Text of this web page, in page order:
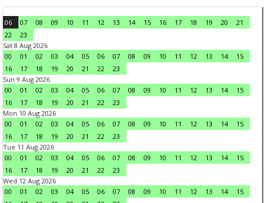
06 07 08 09 10 11 12 13 14 15 16 17 18 19 20
21
22
23
Sat 8 Aug 2026
00
01 02 03 04 05 06 07 08 09 10 11 12 13 14
15
16
17 18 19 20 21 22
23
Sun 9 Aug 2026
00
01 02 03 04 05 06 07 08 09 10 11 12 13 14
15
16
17 18 19 20 21 22
23
Mon 10 Aug 2026
00
01 02 03 04 05 06 07 08 09 10 11 12 13 14
15
16
17 18 19 20 21 22
23
Tue 11 Aug 2026
00
01 02 03 04 05 06 07 08 09 10 11 12 13 14
15
16
17 18 19 20 21 22
23
Wed 12 Aug 2026
00
01 02 03 04 05 06 07 08 09 10 11 12 13 14
15